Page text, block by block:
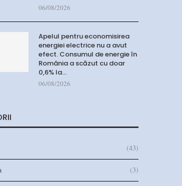
06/08/2026
Apelul pentru economisirea
energiei electrice nu a avut
efect. Consumul de energie în
România a scăzut cu doar
0,6% la…
06/08/2026
(43)
(3)